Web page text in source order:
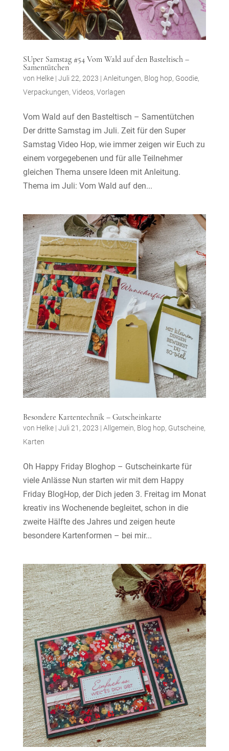
SUper Samstag #54 Vom Wald auf den Basteltisch –
Samentütchen
von Helke| Juli 22, 2023 | Anleitungen, Blog hop, Goodie,
Verpackungen, Videos, Vorlagen
Vom Wald auf den Basteltisch – Samentütchen
Der dritte Samstag im Juli. Zeit für den Super
Samstag Video Hop, wie immer zeigen wir Euch zu
einem vorgegebenen und für alle Teilnehmer
gleichen Thema unsere Ideen mit Anleitung.
Thema im Juli: Vom Wald auf den...
Besondere Kartentechnik – Gutscheinkarte
von Helke| Juli 21, 2023 | Allgemein, Blog hop, Gutscheine,
Karten
Oh Happy Friday Bloghop – Gutscheinkarte für
viele Anlässe Nun starten wir mit dem Happy
Friday BlogHop, der Dich jeden 3. Freitag im Monat
kreativ ins Wochenende begleitet, schon in die
zweite Hälfte des Jahres und zeigen heute
besondere Kartenformen – bei mir...